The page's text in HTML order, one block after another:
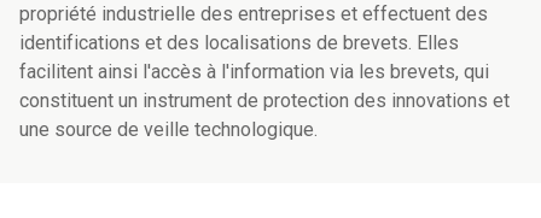
propriété industrielle des entreprises et effectuent des
identifications et des localisations de brevets. Elles
facilitent ainsi l'accès à l'information via les brevets, qui
constituent un instrument de protection des innovations et
une source de veille technologique.